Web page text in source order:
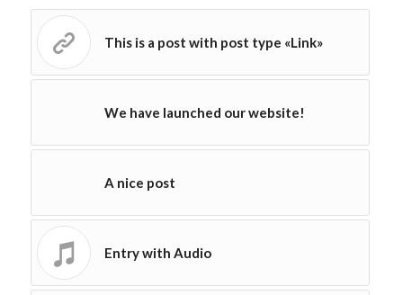
This is a post with post type «Link»
We have launched our website!
A nice post
Entry with Audio